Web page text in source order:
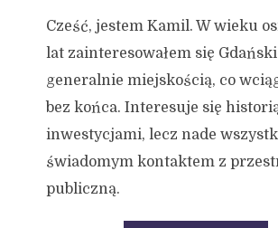
Cześć, jestem Kamil. W wieku
lat zainteresowałem się
generalnie miejskością, co
bez końca. Interesuje się
inwestycjami, lecz nade
świadomym kontaktem z
publiczną.